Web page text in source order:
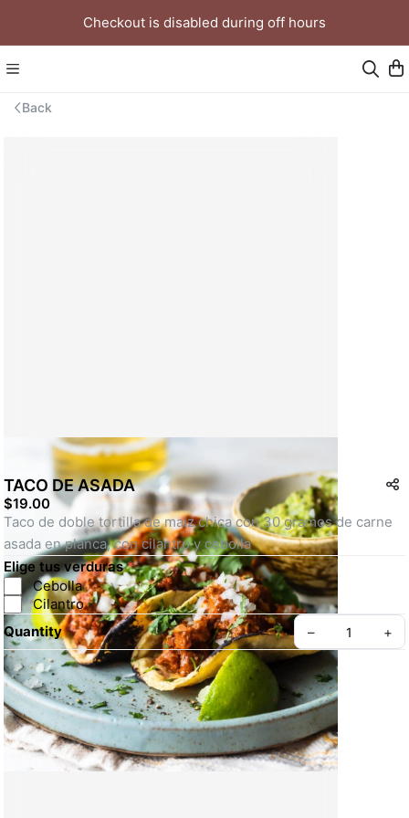
Checkout is disabled during off hours
Back
TACO DE ASADA
$19.00
Taco de doble tortilla de maiz chica con 30 gramos de carne
asada en planca, con cilantro y cebolla
Elige tus verduras*
Cebolla
Cilantro
Quantity
– +
Create your Take App